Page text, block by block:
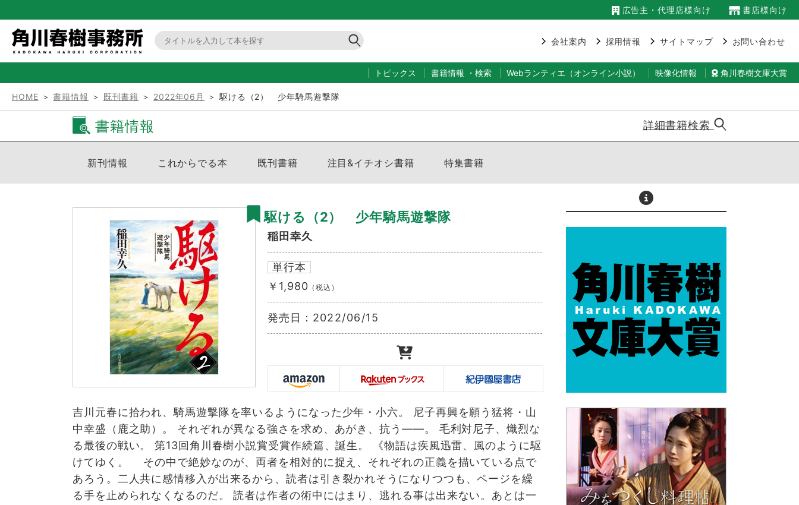
広告主・代理店様向け 書店様向け
会社案内 採用情報 サイトマップ お問い合わせ
トピックス 書籍情報 ・ 検索 Webランティエ（オンライン小説） 映像化情報 角川春樹文庫大賞
HOME ＞書籍情報 ＞ 既刊書籍 ＞ 2022年06月 ＞ 駆ける（2） 少年騎馬遊撃隊
書籍情報 詳細書籍検索
新刊情報 これからでる本 既刊書籍 注目&イチオシ書籍 特集書籍
駆ける（2） 少年騎馬遊撃隊
稲田幸久
単行本
￥1,980 （税込）
発売日： 2022/06/15
吉川元春に拾われ、騎馬遊撃隊を率いるようになった少年・小六。 尼子再興を願う猛将・山
中幸盛（鹿之助）。 それぞれが異なる強さを求め、あがき、抗う――。 毛利対尼子、熾烈な
る最後の戦い。 第13回角川春樹小説賞受賞作続篇、誕生。 《物語は疾風迅雷、風のように駆
けてゆく。 その中で絶妙なのが、両者を相対的に捉え、それぞれの正義を描いている点で
あろう。二人共に感情移入が出来るから、読者は引き裂かれそうになりつつも、ページを繰
る手を止められなくなるのだ。 読者は作者の術中にはまり、逃れる事は出来ない。あとは一